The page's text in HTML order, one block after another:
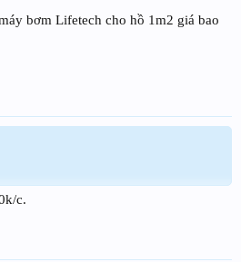
bơm Lifetech cho hồ 1m2 giá bao
c.